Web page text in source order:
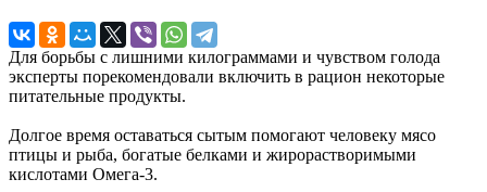
Для борьбы с лишними килограммами и чувством голода
эксперты порекомендовали включить в рацион некоторые
питательные продукты.
Долгое время оставаться сытым помогают человеку мясо
птицы и рыба, богатые белками и жирорастворимыми
кислотами Омега-3.